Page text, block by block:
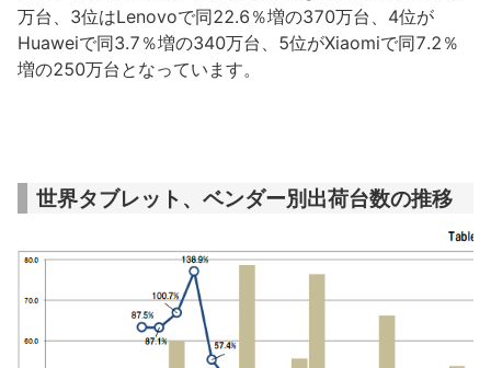
万台、3位はLenovoで同22.6％増の370万台、4位が
Huaweiで同3.7％増の340万台、5位がXiaomiで同7.2％
増の250万台となっています。
世界タブレット、ベンダー別出荷台数の推移